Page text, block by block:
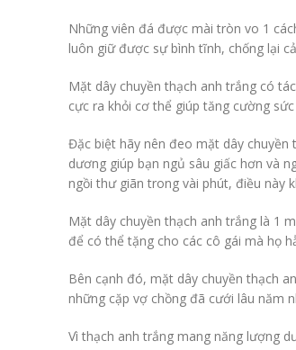
Những viên đá được mài tròn vo 1
luôn giữ được sự bình tĩnh, chống lại
Mặt dây chuyền thạch anh trắng có
cực ra khỏi cơ thể giúp tăng cường
Đặc biệt hãy nên đeo mặt dây
dương giúp bạn ngủ sâu giấc hơn và
ngồi thư giãn trong vài phút, điều này
Mặt dây chuyền thạch anh trắng là 1
để có thể tặng cho các cô gái mà họ
Bên cạnh đó, mặt dây chuyền thạch
những cặp vợ chồng đã cưới lâu năm
Vì thạch anh trắng mang năng lượng